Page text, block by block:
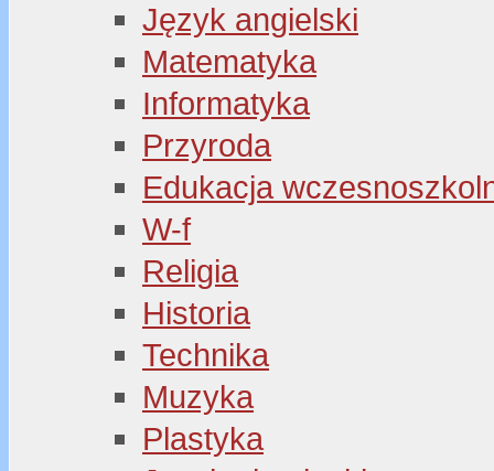
Język angielski
Matematyka
Informatyka
Przyroda
Edukacja
W-f
Religia
Historia
Technika
Muzyka
Plastyka